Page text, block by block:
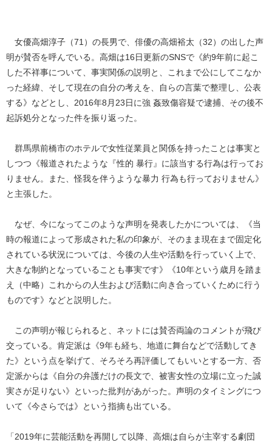
女優高畑淳子（71）の長男で、俳優の高畑裕太（32）の出した声
明が賛否を呼んでいる。高畑は16日更新のSNSで《約9年前に起こ
した不祥事について、事実関係の説明と、これまで公にしてこなか
った経緯、そして現在の自分の考えを、自らの言葉で整理し、公表
する》などとし、2016年8月23日に強 姦致傷容疑で逮捕、その後不
起訴処分となった件を振り返った。
群馬県前橋市のホテルで女性従業員と関係を持ったことは事実と
しつつ《報道されたような『性的 暴行』に該当する行為は行ってお
りません。また、怪我を伴うような暴力 行為も行っておりません》
と主張した。
なぜ、今になってこのような声明を発表したかについては、《当
時の報道によって形成された私の印象が、そのまま現在まで固定化
されている状況については、今後の人生や活動を行っていく上で、
大きな制約となっていることも事実です》《10年という歳月を踏ま
え（中略）これからの人生および活動に向き合っていくために行う
ものです》などと説明した。
この声明が報じられると、ネットには賛否両論のコメントが飛び
交っている。肯定派は《9年も経ち、地道に舞台などで活動してき
た》という点を挙げて、そろそろ再評価してもいいとする一方、否
定派からは《自分の弁護だけの長文で、被害女性の立場に立った誠
実さが足りない》といった批判があがった。声明のタイミングにつ
いて《今さらでは》という指摘も出ている。
「2019年に芸能活動を再開して以降、高畑は自らが主宰する劇団